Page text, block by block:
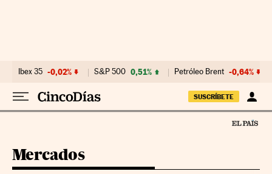
Ibex 35 -0,02% S&P 500 0,51% Petróleo Brent -0,64%
SUSCRÍBETE
Mercados